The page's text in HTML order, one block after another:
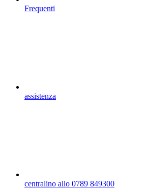
Frequenti
assistenza
centralino allo 0789 849300